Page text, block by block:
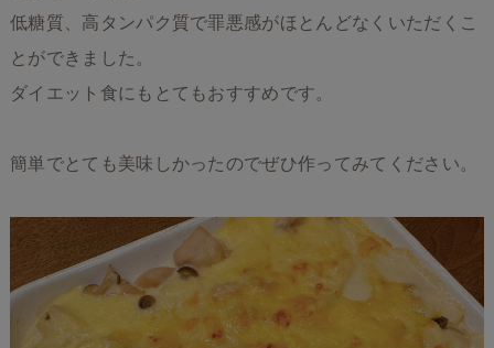
低糖質、高タンパク質で罪悪感がほとんどなくいただくこ
とができました。
ダイエット食にもとてもおすすめです。
簡単でとても美味しかったのでぜひ作ってみてください。